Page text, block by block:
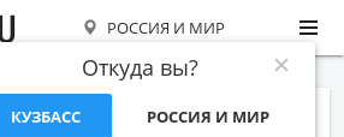
РОССИЯ И МИР
Откуда вы?
КУЗБАСС РОССИЯ И МИР
СТАТЬИ ТЕМЫ ФОТО